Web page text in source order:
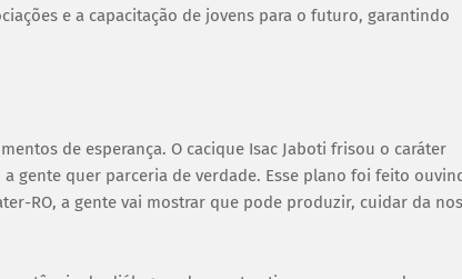
e a capacitação de jovens para o futuro, garantindo
de esperança. O cacique Isac Jaboti frisou o caráter
gente quer parceria de verdade. Esse plano foi feito
RO, a gente vai mostrar que pode produzir, cuidar da